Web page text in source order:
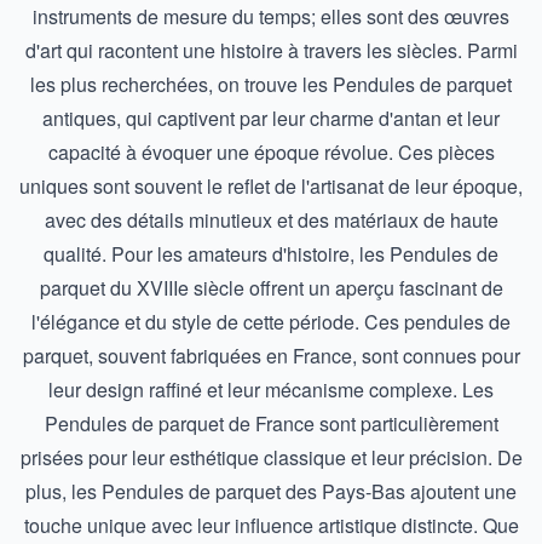
instruments de mesure du temps; elles sont des œuvres
d'art qui racontent une histoire à travers les siècles. Parmi
les plus recherchées, on trouve les Pendules de parquet
antiques, qui captivent par leur charme d'antan et leur
capacité à évoquer une époque révolue. Ces pièces
uniques sont souvent le reflet de l'artisanat de leur époque,
avec des détails minutieux et des matériaux de haute
qualité. Pour les amateurs d'histoire, les Pendules de
parquet du XVIIIe siècleoffrent un aperçu fascinant de
l'élégance et du style de cette période. Ces pendules de
parquet, souvent fabriquées en France, sont connues pour
leur design raffiné et leur mécanisme complexe. Les
Pendules de parquet de Francesont particulièrement
prisées pour leur esthétique classique et leur précision. De
plus, les Pendules de parquet des Pays-Basajoutent une
touche unique avec leur influence artistique distincte. Que